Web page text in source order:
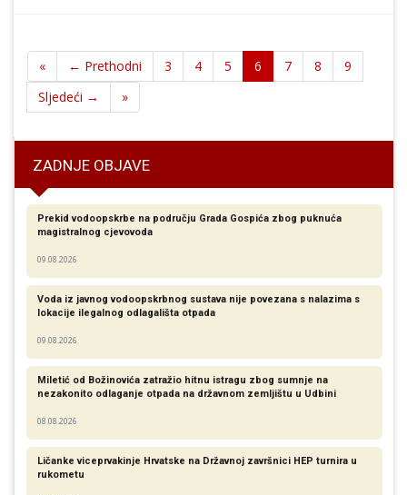
« ← Prethodni 3 4 5 6 7 8
9
Sljedeći →
»
ZADNJE OBJAVE
Prekid vodoopskrbe na području Grada Gospića zbog puknuća
magistralnog cjevovoda
09.08.2026
Voda iz javnog vodoopskrbnog sustava nije povezana s nalazima s
lokacije ilegalnog odlagališta otpada
09.08.2026
Miletić od Božinovića zatražio hitnu istragu zbog sumnje na
nezakonito odlaganje otpada na državnom zemljištu u Udbini
08.08.2026
Ličanke viceprvakinje Hrvatske na Državnoj završnici HEP turnira u
rukometu